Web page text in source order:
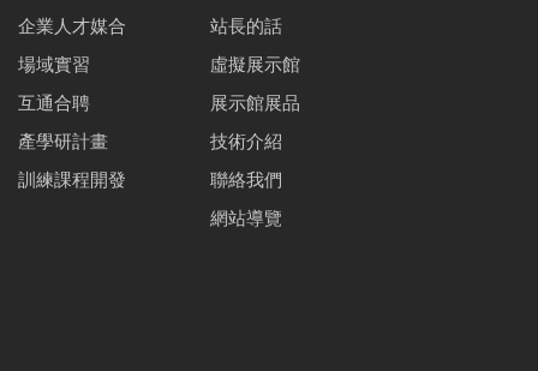
企業人才媒合
場域實習
互通合聘
產學研計畫
訓練課程開發
站長的話
虛擬展示館
展示館展品
技術介紹
聯絡我們
網站導覽